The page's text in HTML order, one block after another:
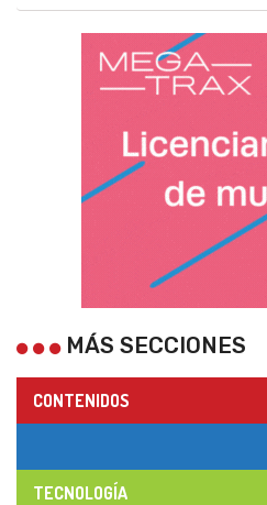
MÁS SECCIONES
CONTENIDOS
TECNOLOGÍA